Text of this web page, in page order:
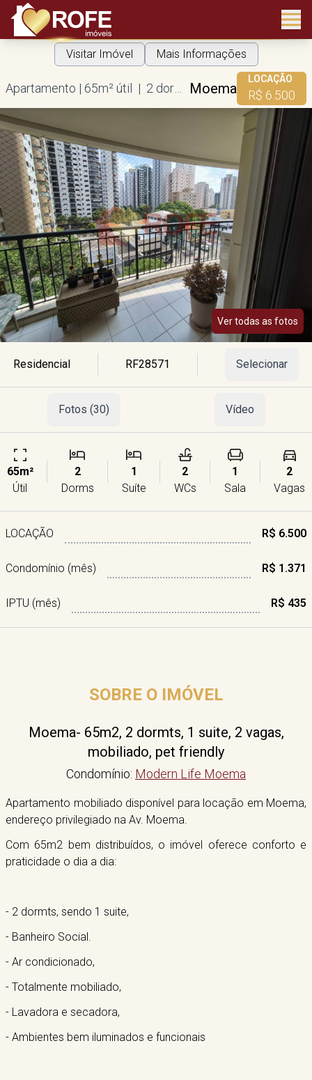
Moema
LOCAÇÃO
R$ 6.500
Visitar Imóvel Mais Informações
Ver todas as fotos
Residencial RF28571 Selecionar
Fotos (30) Vídeo
65m²
Útil
2
Dorms
1
Suíte
2
WCs
1
Sala
2
Vagas
LOCAÇÃO R$ 6.500
Condomínio (mês) R$ 1.371
IPTU (mês) R$ 435
SOBRE O IMÓVEL
Moema- 65m2, 2 dormts, 1 suite, 2 vagas,
mobiliado, pet friendly
Condomínio: Modern Life Moema
Apartamento mobiliado disponível para locação em Moema,
endereço privilegiado na Av. Moema.
Com 65m2 bem distribuídos, o imóvel oferece conforto e
praticidade o dia a dia:
- 2 dormts, sendo 1 suite,
- Banheiro Social.
- Ar condicionado,
- Totalmente mobiliado,
- Lavadora e secadora,
- Ambientes bem iluminados e funcionais